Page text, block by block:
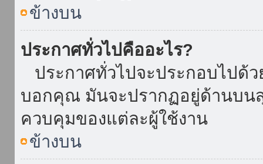
ข้างบน
ประกาศทั่วไปคืออะไร?
ประกาศทั่วไปจะประกอบไปด้
บอกคุณ มันจะปรากฏอยู่ด้านบน
ควบคุมของแต่ละผู้ใช้งาน
ข้างบน